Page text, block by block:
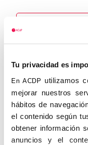
Tu privacidad es
En ACDP utilizamos
mejorar nuestros
hábitos de
el contenido según
obtener información
anuncios y el
Autor